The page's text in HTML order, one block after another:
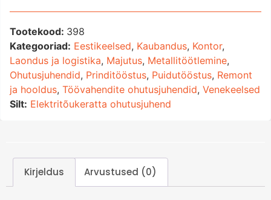
Tootekood: 398
Kategooriad: Eestikeelsed, Kaubandus, Kontor,
Laondus ja logistika, Majutus, Metallitöötlemine,
Ohutusjuhendid, Prinditööstus, Puidutööstus, Remont
ja hooldus, Töövahendite ohutusjuhendid, Venekeelsed
Silt: Elektritõukeratta ohutusjuhend
Kirjeldus Arvustused (0)